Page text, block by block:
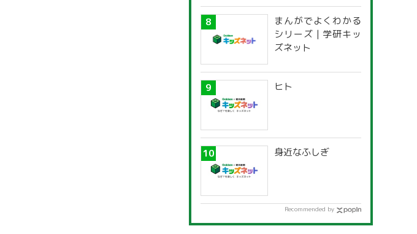
道府県別「夏季休暇
一覧」
まんがでよくわかる
シリーズ | 学研キッ
ズネット
ヒト
身近なふしぎ
Recommended by